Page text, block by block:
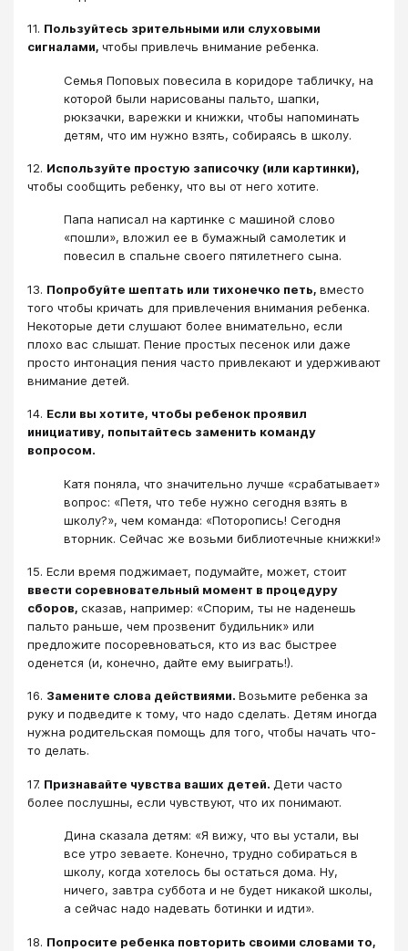
11. Пользуйтесь зрительными или слуховыми
сигналами, чтобы привлечь внимание ребенка.
Семья Поповых повесила в коридоре табличку, на
которой были нарисованы пальто, шапки,
рюкзачки, варежки и книжки, чтобы напоминать
детям, что им нужно взять, собираясь в школу.
12. Используйте простую записочку (или картинки),
чтобы сообщить ребенку, что вы от него хотите.
Папа написал на картинке с машиной слово
«пошли», вложил ее в бумажный самолетик и
повесил в спальне своего пятилетнего сына.
13. Попробуйте шептать или тихонечко петь, вместо
того чтобы кричать для привлечения внимания ребенка.
Некоторые дети слушают более внимательно, если
плохо вас слышат. Пение простых песенок или даже
просто интонация пения часто привлекают и удерживают
внимание детей.
14. Если вы хотите, чтобы ребенок проявил
инициативу, попытайтесь заменить команду
вопросом.
Катя поняла, что значительно лучше «срабатывает»
вопрос: «Петя, что тебе нужно сегодня взять в
школу?», чем команда: «Поторопись! Сегодня
вторник. Сейчас же возьми библиотечные книжки!»
15. Если время поджимает, подумайте, может, стоит
ввести соревновательный момент в процедуру
сборов, сказав, например: «Спорим, ты не наденешь
пальто раньше, чем прозвенит будильник» или
предложите посоревноваться, кто из вас быстрее
оденется (и, конечно, дайте ему выиграть!).
16. Замените слова действиями. Возьмите ребенка за
руку и подведите к тому, что надо сделать. Детям иногда
нужна родительская помощь для того, чтобы начать что-
то делать.
17. Признавайте чувства ваших детей. Дети часто
более послушны, если чувствуют, что их понимают.
Дина сказала детям: «Я вижу, что вы устали, вы
все утро зеваете. Конечно, трудно собираться в
школу, когда хотелось бы остаться дома. Ну,
ничего, завтра суббота и не будет никакой школы,
а сейчас надо надевать ботинки и идти».
18. Попросите ребенка повторить своими словами то,